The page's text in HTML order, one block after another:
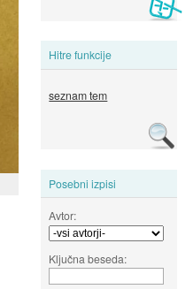
Hitre funkcije
seznam tem
Posebni izpisi
Avtor:
Ključna beseda: